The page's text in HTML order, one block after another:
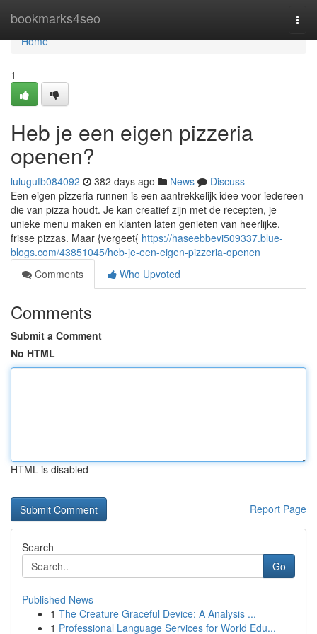
bookmarks4seo
Home
Home
1
Heb je een eigen pizzeria
openen?
lulugufb084092 382 days ago News
Discuss
Een eigen pizzeria runnen is een aantrekkelijk idee voor iedereen
die van pizza houdt. Je kan creatief zijn met de recepten, je
unieke menu maken en klanten laten genieten van heerlijke,
frisse pizzas. Maar {vergeet{ https://haseebbevi509337.blue-
blogs.com/43851045/heb-je-een-eigen-pizzeria-openen
Comments
Who Upvoted
Comments
Submit a Comment
No HTML
HTML is disabled
Report Page
Search
Go
Published News
1 The Creature Graceful Device: A Analysis ...
1 Professional Language Services for World Edu...